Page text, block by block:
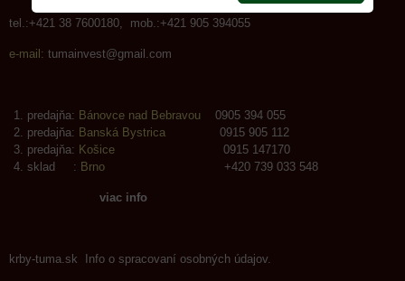
tel.:+421 38 7600180, mob.:+421 905 394055
e-mail: tumainvest@gmail.com
predajňa: Bánovce nad Bebravou 0905 394 055
predajňa: Banská Bystrica 0915 905 112
predajňa: Košice 0915 147170
sklad : Brno +420 739 033 548
viac info
krby-tuma.sk Info o spracovaní osobných údajov.